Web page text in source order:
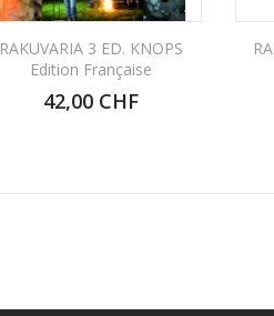
RAKUVARIA 3 ED. KNOPS
Edition Française
42,00 CHF